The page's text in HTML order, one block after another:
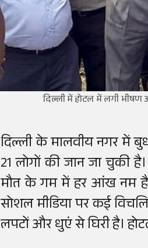
दिल्ली में होटल में लगी
दिल्ली के मालवीय नगर में
21 लोगों की जान जा चुकी
मौत के गम में हर आंख नम है।
सोशल मीडिया पर कई
लपटों और धुएं से घिरी है।